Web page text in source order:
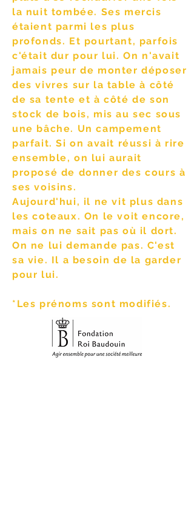
la nuit tombée. Ses mercis
étaient parmi les plus
profonds. Et pourtant, parfois
c'était dur pour lui. On n'avait
jamais peur de monter déposer
des vivres sur la table à côté
de sa tente et à côté de son
stock de bois, mis au sec sous
une bâche. Un campement
parfait. Si on avait réussi à rire
ensemble, on lui aurait
proposé de donner des cours à
ses voisins.
Aujourd'hui, il ne vit plus dans
les coteaux. On le voit encore,
mais on ne sait pas où il dort.
On ne lui demande pas. C'est
sa vie. Il a besoin de la garder
pour lui.
*Les prénoms sont modifiés.